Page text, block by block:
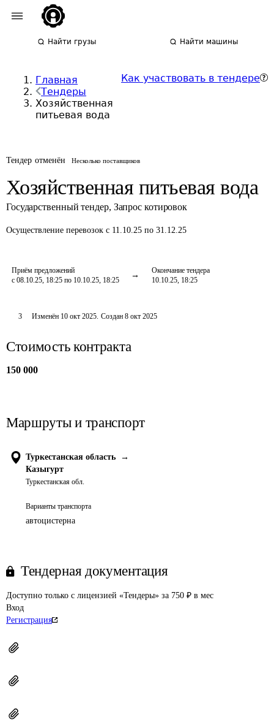
Найти грузы Найти машины
Главная
Тендеры
Хозяйственная
питьевая вода
Как участвовать в тендере
Тендер отменён Несколько поставщиков
Хозяйственная питьевая вода
Государственный тендер, Запрос котировок
Осуществление перевозок с 11.10.25 по 31.12.25
Приём предложений
с 08.10.25, 18:25 по 10.10.25, 18:25
Окончание тендера
10.10.25, 18:25
3 Изменён 10 окт 2025. Создан 8 окт 2025
Стоимость контракта
150 000
Маршруты и транспорт
Туркестанская область
→
Казыгурт
Туркестанская обл.
Варианты транспорта
автоцистерна
Тендерная документация
Доступно только с лицензией «Тендеры» за 750 ₽ в мес
Вход
Регистрация